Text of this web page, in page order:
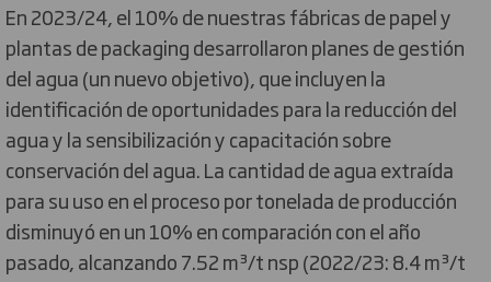
En 2023/24, el 10% de nuestras fábricas de papel y
plantas de packaging desarrollaron planes de gestión
del agua (un nuevo objetivo), que incluyen la
identificación de oportunidades para la reducción del
agua y la sensibilización y capacitación sobre
conservación del agua. La cantidad de agua extraída
para su uso en el proceso por tonelada de producción
disminuyó en un 10% en comparación con el año
pasado, alcanzando 7.52 m³/t nsp (2022/23: 8.4 m³/t